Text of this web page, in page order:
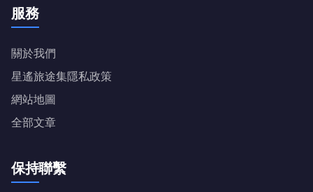
服務
關於我們
星遙旅途集隱私政策
網站地圖
全部文章
保持聯繫